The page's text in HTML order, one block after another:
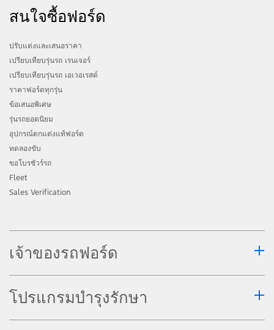
กรุณาเข้าชมที่โชว์รูมฟอร์ด หรือ
มาตรฐานและคุณสมบัติที่ถูกต้องครบถ้วน
ระบบช่วยเหลือโหมดการขับขี่ต่าง ๆ เป็นเพียง
ดังกล่าวอาจไม่ทำงานในบางสถานการณ์ ขึ้น
อยู่กับอัตราความเร็วของการขับขี่ ลักษณะการ
รายละเอียดและเงื่อนไขการทำงานของระบบ
การสตาร์ทรถระยะไกลควรปฏิบัติอย่าง
สภาพแวดล้อมของรถคุณเท่านั้น รถยนต์จะถูก
ปรับให้อยู่ในสภาพการตั้งค่าล่าสุดที่กำหนดไว้
การตรวจสอบสถานะรถยนต์ การรายงาน
สนใจซื้อฟอร์ด
ปรับแต่งและเสนอราคา
เปรียบเทียบรุ่นรถ เรนเจอร์
เปรียบเทียบรุ่นรถ เอเวอเรสต์
ราคาฟอร์ดทุกรุ่น
ข้อเสนอพิเศษ
รุ่นรถยอดนิยม
อุปกรณ์ตกแต่งแท้ฟอร์ด
ทดลองขับ
ขอโบรชัวร์รถ
Fleet
Sales Verification
เจ้าของรถฟอร์ด
โปรแกรมบำรุงรักษา